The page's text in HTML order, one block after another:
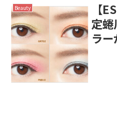
Beauty
【
定蜷
ラー